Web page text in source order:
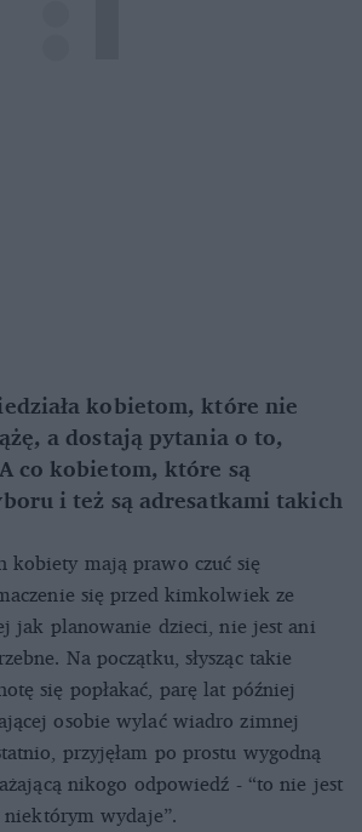
kobietom, które nie
a dostają pytania o to,
co kobietom, które są
i też są adresatkami takich
kobiety mają prawo czuć się
się przed kimkolwiek ze
jak planowanie dzieci, nie jest ani
Na początku, słysząc takie
się popłakać, parę lat później
osobie wylać wiadro zimnej
przyjęłam po prostu wygodną
nikogo odpowiedź - “to nie jest
wydaje”.